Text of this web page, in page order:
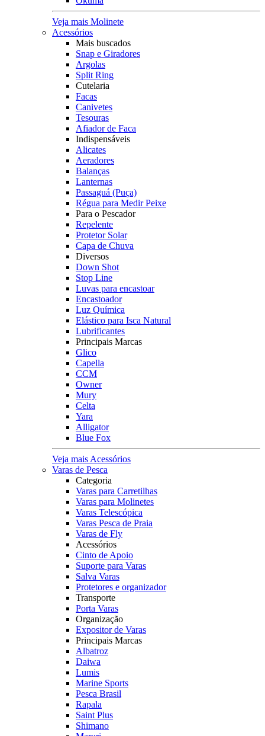
Veja mais Molinete
Acessórios
Mais buscados
Snap e Giradores
Argolas
Split Ring
Cutelaria
Facas
Canivetes
Tesouras
Afiador de Faca
Indispensáveis
Alicates
Aeradores
Balanças
Lanternas
Passaguá (Puça)
Régua para Medir Peixe
Para o Pescador
Repelente
Protetor Solar
Capa de Chuva
Diversos
Down Shot
Stop Line
Luvas para encastoar
Encastoador
Luz Química
Elástico para Isca Natural
Lubrificantes
Principais Marcas
Glico
Capella
CCM
Owner
Mury
Celta
Yara
Alligator
Blue Fox
Veja mais Acessórios
Varas de Pesca
Categoria
Varas para Carretilhas
Varas para Molinetes
Varas Telescópica
Varas Pesca de Praia
Varas de Fly
Acessórios
Cinto de Apoio
Suporte para Varas
Salva Varas
Protetores e organizador
Transporte
Porta Varas
Organização
Expositor de Varas
Principais Marcas
Albatroz
Daiwa
Lumis
Marine Sports
Pesca Brasil
Rapala
Saint Plus
Shimano